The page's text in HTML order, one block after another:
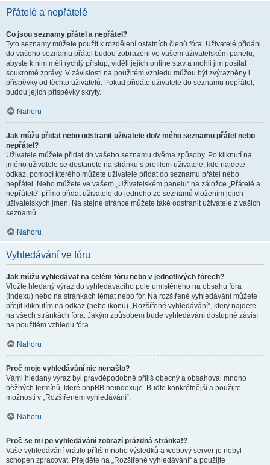
Přátelé a nepřátelé
Co jsou seznamy přátel a nepřátel?
Tyto seznamy můžete použít k rozdělení ostatních členů fóra. Uživatelé přidáni
do vašeho seznamu přátel budou zobrazeni ve vašem uživatelském panelu,
abyste k nim měli rychlý přístup, viděli jejich online stav a mohli jim posílat
soukromé zprávy. V závislosti na použitém vzhledu můžou být zvýrazněny i
příspěvky od těchto uživatelů. Pokud přidáte uživatele do seznamu nepřátel,
budou jejich příspěvky skryty.
Nahoru
Jak můžu přidat nebo odstranit uživatele do/z mého seznamu přátel nebo
nepřátel?
Uživatele můžete přidat do vašeho seznamu dvěma způsoby. Po kliknutí na
jméno uživatele se dostanete na stránku s profilem uživatele, kde najdete
odkaz, pomocí kterého můžete uživatele přidat do seznamu přátel nebo
nepřátel. Nebo můžete ve vašem „Uživatelském panelu“ na záložce „Přátelé a
nepřátelé“ přímo přidat uživatele do jednoho ze seznamů vložením jejich
uživatelských jmen. Na stejné stránce můžete také odstranit uživatele z vašich
seznamů.
Nahoru
Vyhledávání ve fóru
Jak můžu vyhledávat na celém fóru nebo v jednotlivých fórech?
Vložte hledaný výraz do vyhledávacího pole umístěného na obsahu fóra
(indexu) nebo na stránkách témat nebo fór. Na rozšířené vyhledávání můžete
přejít kliknutím na odkaz (nebo ikonu) „Rozšířené vyhledávání“, který najdete
na všech stránkách fóra. Jakým způsobem bude vyhledávání dostupné závisí
na použitém vzhledu fóra.
Nahoru
Proč moje vyhledávání nic nenašlo?
Vámi hledaný výraz byl pravděpodobně příliš obecný a obsahoval mnoho
běžných termínů, které phpBB neindexuje. Buďte konkrétnější a použijte
možnosti v „Rozšířeném vyhledávání“.
Nahoru
Proč se mi po vyhledávání zobrazí prázdná stránka!?
Vaše vyhledávání vrátilo příliš mnoho výsledků a webový server je nebyl
schopen zpracovat. Přejděte na „Rozšířené vyhledávání“ a použijte